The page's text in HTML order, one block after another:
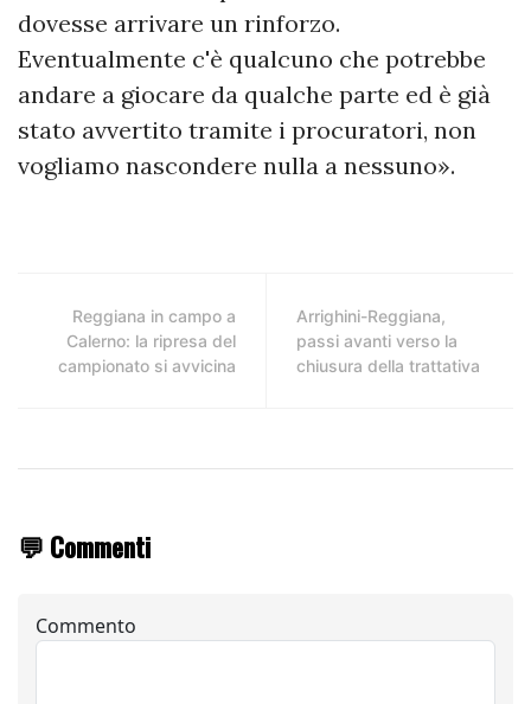
dovesse arrivare un rinforzo.
Eventualmente c'è qualcuno che potrebbe
andare a giocare da qualche parte ed è già
stato avvertito tramite i procuratori, non
vogliamo nascondere nulla a nessuno».
Reggiana in campo a
Calerno: la ripresa del
campionato si avvicina
Arrighini-Reggiana,
passi avanti verso la
chiusura della trattativa
💬 Commenti